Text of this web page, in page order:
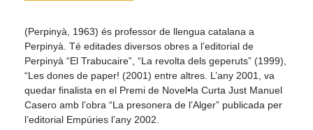
(Perpinyà, 1963) és professor de llengua catalana a
Perpinyà. Té editades diversos obres a l’editorial de
Perpinyà “El Trabucaire”, “La revolta dels geperuts” (1999),
“Les dones de paper! (2001) entre altres. L’any 2001, va
quedar finalista en el Premi de Novel•la Curta Just Manuel
Casero amb l’obra “La presonera de l’Alger” publicada per
l’editorial Empúries l’any 2002.